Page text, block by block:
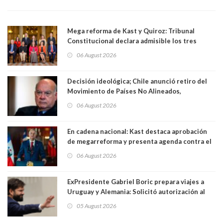
Mega reforma de Kast y Quiroz: Tribunal
Constitucional declara admisible los tres
06 August 2026
Decisión ideológica; Chile anunció retiro del
Movimiento de Países No Alineados,
1971. Excanciller Insulza lamentó decisión
06 August 2026
En cadena nacional: Kast destaca aprobación
de megarreforma y presenta agenda contra el
06 August 2026
ExPresidente Gabriel Boric prepara viajes a
Uruguay y Alemania: Solicitó autorización al
05 August 2026